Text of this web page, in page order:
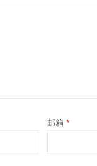
邮箱 *